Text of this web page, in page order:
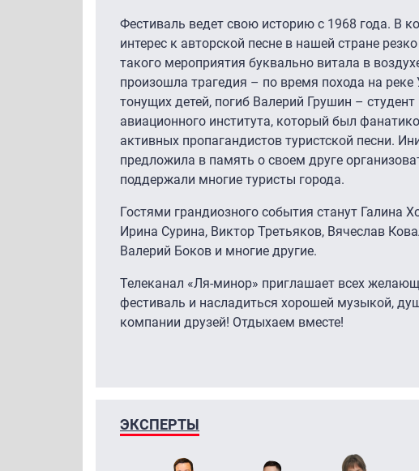
Фестиваль ведет свою историю с 1968 года. В
интерес к авторской песне в нашей стране
такого мероприятия буквально витала в
произошла трагедия – по время похода на реке
тонущих детей, погиб Валерий Грушин –
авиационного института, который был
активных пропагандистов туристской песни.
предложила в память о своем друге
поддержали многие туристы города.
Гостями грандиозного события станут Галина
Ирина Сурина, Виктор Третьяков, Вячеслав
Валерий Боков и многие другие.
Телеканал «Ля-минор» приглашает всех
фестиваль и насладиться хорошей музыкой,
компании друзей! Отдыхаем вместе!
ЭКСПЕРТЫ